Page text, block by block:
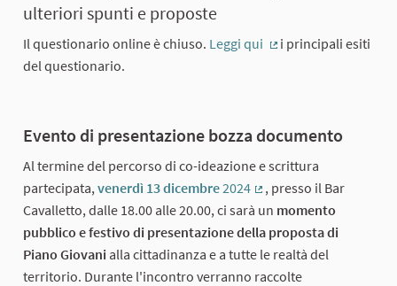
ulteriori spunti e proposte
Il questionario online è chiuso. Leggi qui
i principali esiti
del questionario.
Evento di presentazione bozza documento
Al termine del percorso di co-ideazione e scrittura
partecipata, venerdì 13 dicembre2024
(Collegamento esterno)
, presso il Bar
Cavalletto, dalle 18.00 alle 20.00, ci sarà un momento
pubblico e festivo di presentazione della proposta di
Piano Giovani alla cittadinanza e a tutte le realtà del
territorio. Durante l'incontro verranno raccolte